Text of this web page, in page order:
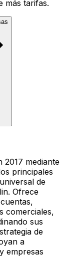
más tarifas.
2017 mediante
principales
de
Ofrece
comerciales,
sus
de
a
empresas